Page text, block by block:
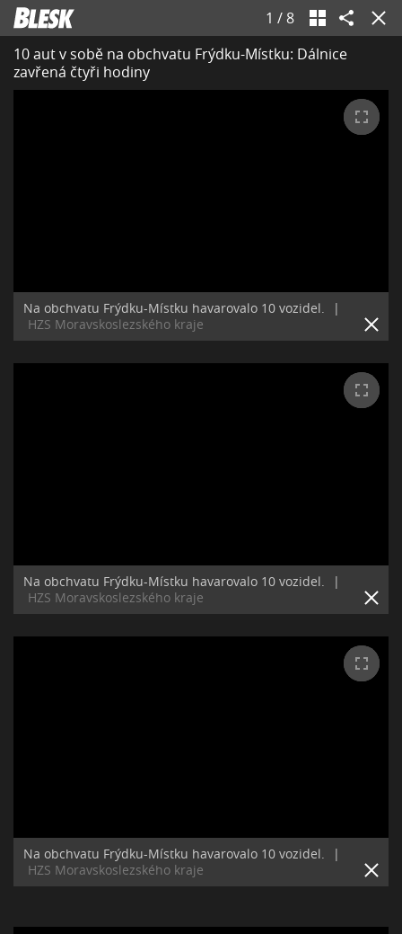
1 / 8
10 aut v sobě na obchvatu Frýdku-Místku: Dálnice
zavřená čtyři hodiny
Na obchvatu Frýdku-Místku havarovalo 10 vozidel.
|
HZS Moravskoslezského kraje
Na obchvatu Frýdku-Místku havarovalo 10 vozidel.
|
HZS Moravskoslezského kraje
Na obchvatu Frýdku-Místku havarovalo 10 vozidel.
|
HZS Moravskoslezského kraje